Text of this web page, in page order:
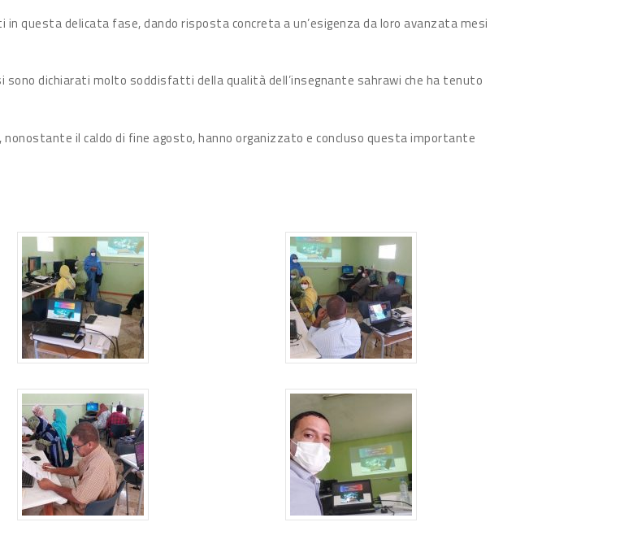
questa delicata fase, dando risposta concreta a un’esigenza da loro avanzata mesi
dichiarati molto soddisfatti della qualità dell’insegnante sahrawi che ha tenuto
il caldo di fine agosto, hanno organizzato e concluso questa importante